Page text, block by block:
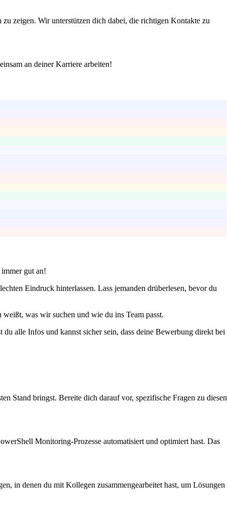
zeigen. Wir unterstützen dich dabei, die richtigen Kontakte zu
an deiner Karriere arbeiten!
gut an!
Eindruck hinterlassen. Lass jemanden drüberlesen, bevor du
was wir suchen und wie du ins Team passt.
alle Infos und kannst sicher sein, dass deine Bewerbung direkt bei
Stand bringst. Bereite dich darauf vor, spezifische Fragen zu diesen
Monitoring-Prozesse automatisiert und optimiert hast. Das
in denen du mit Kollegen zusammengearbeitet hast, um Lösungen